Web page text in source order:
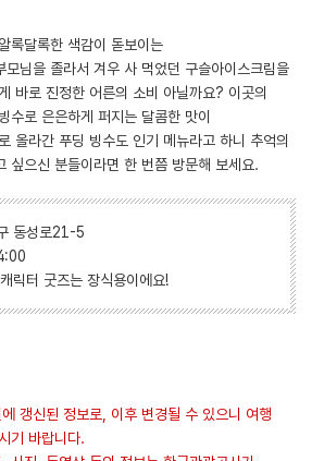
록달록한 색감이 돋보이는
모님을 졸라서 겨우 사 먹었던 구슬아이스크림을
바로 진정한 어른의 소비 아닐까요? 이곳의
수로 은은하게 퍼지는 달콤한 맛이
올라간 푸딩 빙수도 인기 메뉴라고 하니 추억의
싶으신 분들이라면 한 번쯤 방문해 보세요.
동성로21-5
릭터 굿즈는 장식용이에요!
갱신된 정보로, 이후 변경될 수 있으니 여행
기 바랍니다.